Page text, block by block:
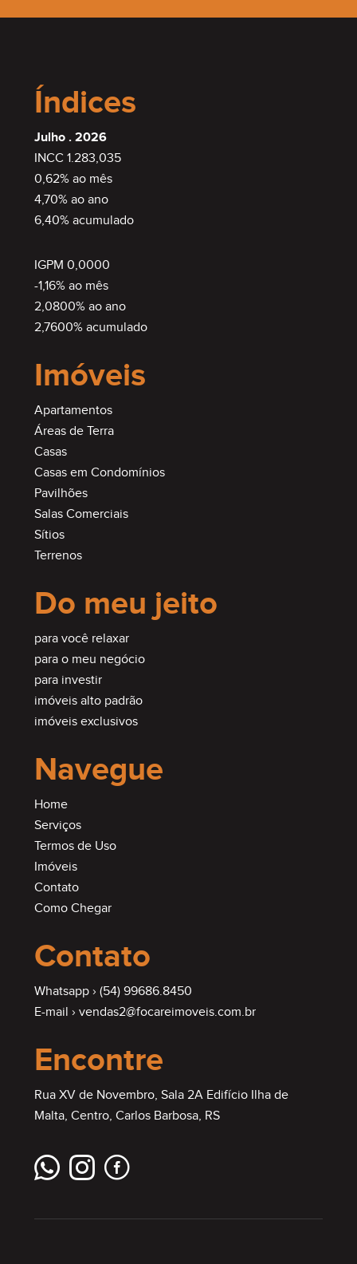
Índices
Julho . 2026
INCC 1.283,035
0,62% ao mês
4,70% ao ano
6,40% acumulado
IGPM 0,0000
-1,16% ao mês
2,0800% ao ano
2,7600% acumulado
Imóveis
Apartamentos
Áreas de Terra
Casas
Casas em Condomínios
Pavilhões
Salas Comerciais
Sítios
Terrenos
Do meu jeito
para você relaxar
para o meu negócio
para investir
imóveis alto padrão
imóveis exclusivos
Navegue
Home
Serviços
Termos de Uso
Imóveis
Contato
Como Chegar
Contato
Whatsapp › (54) 99686.8450
E-mail › vendas2@focareimoveis.com.br
Encontre
Rua XV de Novembro, Sala 2A Edifício Ilha de
Malta, Centro, Carlos Barbosa, RS